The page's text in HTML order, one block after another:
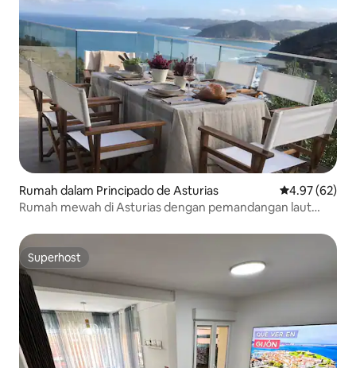
Rumah dalam Principado de Asturias Penarafan
4.97 (62)
Rumah mewah di Asturias dengan pemandangan laut
Superhost
Superhost